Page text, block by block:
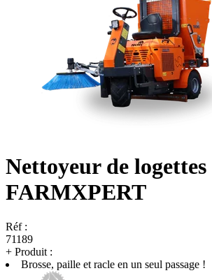
Nettoyeur de logettes
FARMXPERT
Réf :
71189
+ Produit :
Brosse, paille et racle en un seul passage !